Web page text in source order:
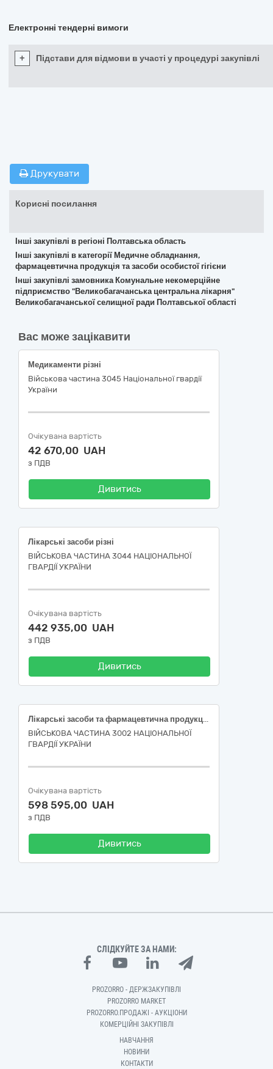
Електронні тендерні вимоги
+ Підстави для відмови в участі у процедурі закупівлі
Друкувати
Корисні посилання
Інші закупівлі в регіоні Полтавська область
Інші закупівлі в категорії Медичне обладнання,
фармацевтична продукція та засоби особистої гігієни
Інші закупівлі замовника Комунальне некомерційне
підприємство "Великобагачанська центральна лікарня"
Великобагачанської селищної ради Полтавської області
Вас може зацікавити
Медикаменти різні
Військова частина 3045 Національної гвардії
України
Очікувана вартість
42 670,00 UAH
з ПДВ
Дивитись
Лікарські засоби різні
ВІЙСЬКОВА ЧАСТИНА 3044 НАЦІОНАЛЬНОЇ
ГВАРДІЇ УКРАЇНИ
Очікувана вартість
442 935,00 UAH
з ПДВ
Дивитись
Лікарські засоби та фармацевтична продукція
ВІЙСЬКОВА ЧАСТИНА 3002 НАЦІОНАЛЬНОЇ
ГВАРДІЇ УКРАЇНИ
Очікувана вартість
598 595,00 UAH
з ПДВ
Дивитись
СЛІДКУЙТЕ ЗА НАМИ:
PROZORRO - ДЕРЖЗАКУПІВЛІ
PROZORRO MARKET
PROZORRO.ПРОДАЖІ - АУКЦІОНИ
КОМЕРЦІЙНІ ЗАКУПІВЛІ
НАВЧАННЯ
НОВИНИ
КОНТАКТИ